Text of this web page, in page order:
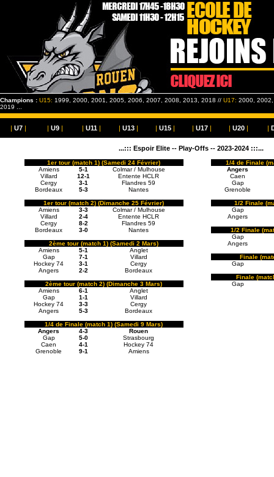
Champions : U15: 1999, 2000, 2001, 2005, 2006, 2007, 2008, 2013, 2018 // U17: 2000,
2019 ...
| U7 | | U9 | |U11 | | U13 | | U15 | | U17 | | U20 | |
...::: Espoir Elite -- Play-Offs -- 2023-2024 :::...
1er tour (match 1) (Samedi 24 Février)
Amiens
5-1
Colmar / Mulhouse
Villard
12-1
Entente HCLR
Cergy
3-1
Flandres 59
Bordeaux
5-3
Nantes
1er tour (match 2) (Dimanche 25 Février)
Amiens
3-3
Colmar / Mulhouse
Villard
2-4
Entente HCLR
Cergy
8-2
Flandres 59
Bordeaux
3-0
Nantes
2ème tour (match 1) (Samedi 2 Mars)
Amiens
5-1
Anglet
Gap
7-1
Villard
Hockey 74
3-1
Cergy
Angers
2-2
Bordeaux
2ème tour (match 2) (Dimanche 3 Mars)
Amiens
6-1
Anglet
Gap
1-1
Villard
Hockey 74
3-3
Cergy
Angers
5-3
Bordeaux
1/4 de Finale (match 1) (Samedi 9 Mars)
Angers
4-3
Rouen
Gap
5-0
Strasbourg
Caen
4-1
Hockey 74
Grenoble
9-1 Amiens
1/4 de Finale
Angers
Caen
Gap
Grenoble
1/2 Finale
Gap
Angers
1/2 Finale
Gap
Angers
Finale
Gap
Finale
Gap